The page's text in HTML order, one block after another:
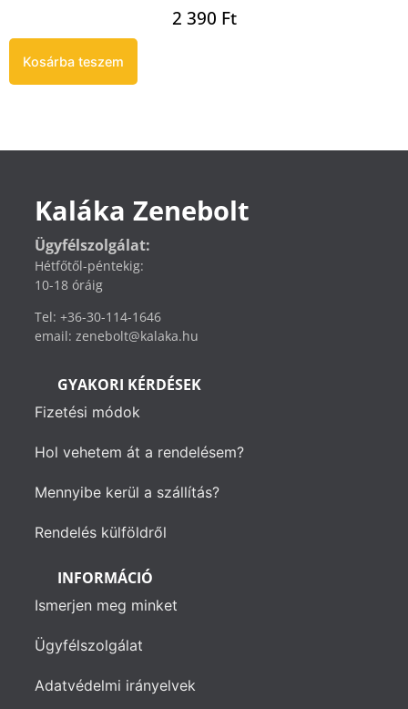
2 390 Ft
Kosárba teszem
Kaláka Zenebolt
Ügyfélszolgálat:
Hétfőtől-péntekig:
10-18 óráig
Tel: +36-30-114-1646
email: zenebolt@kalaka.hu
GYAKORI KÉRDÉSEK
Fizetési módok
Hol vehetem át a rendelésem?
Mennyibe kerül a szállítás?
Rendelés külföldről
INFORMÁCIÓ
Ismerjen meg minket
Ügyfélszolgálat
Adatvédelmi irányelvek